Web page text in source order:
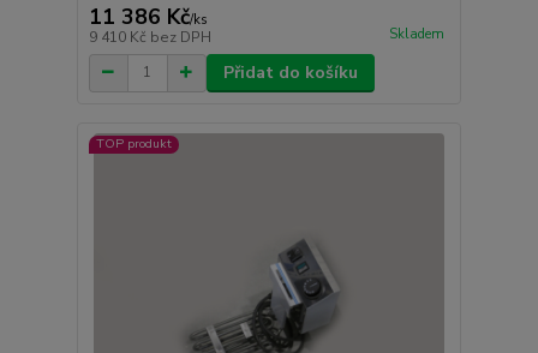
11 386 Kč/ks
9 410 Kč bez DPH Skladem
Přidat do košíku
TOP produkt